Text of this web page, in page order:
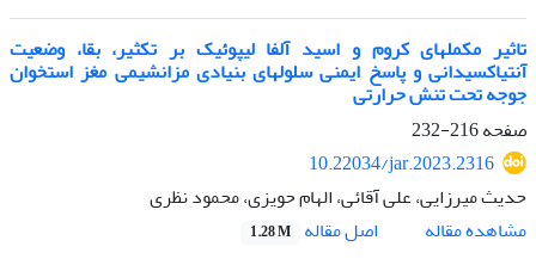
تاثیر مکمل‏های کروم و اسید آلفا لیپوئیک بر تکثیر، بقا، وضعیت
آنتی‏اکسیدانی و پاسخ ایمنی سلول‏های بنیادی مزانشیمی مغز استخوان
جوجه تحت تنش حرارتی
صفحه216-232
10.22034/jar.2023.2316
حدیث میرزایی، علی آقائی، الهام حویزی، محمود نظری
مشاهده مقاله
اصل مقاله 1.28 M